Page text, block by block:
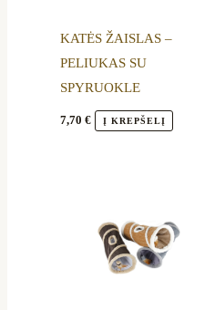
KATĖS ŽAISLAS –
PELIUKAS SU
SPYRUOKLE
7,70€ Į KREPŠELĮ